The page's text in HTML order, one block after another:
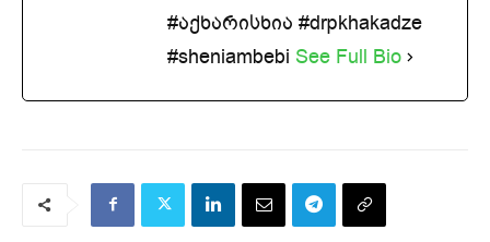
#აქხარისხია #drpkhakadze
#sheniambebi See Full Bio